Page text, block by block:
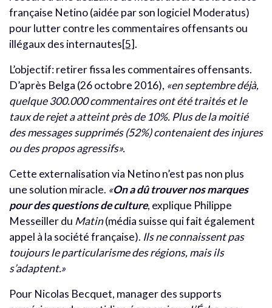
française Netino (aidée par son logiciel Moderatus)
pour lutter contre les commentaires offensants ou
illégaux des internautes[5].
L’objectif: retirer fissa les commentaires offensants.
D’après Belga (26 octobre 2016), «en septembre déjà,
quelque 300.000 commentaires ont été traités et le
taux de rejet a atteint près de 10%. Plus de la moitié
des messages supprimés (52%) contenaient des injures
ou des propos agressifs».
Cette externalisation via Netino n’est pas non plus
une solution miracle. «On a dû trouver nos marques
pour des questions de culture, explique Philippe
Messeiller du Matin(média suisse qui fait également
appel à la société française). Ils ne connaissent pas
toujours le particularisme des régions, mais ils
s’adaptent.»
Pour Nicolas Becquet, manager des supports